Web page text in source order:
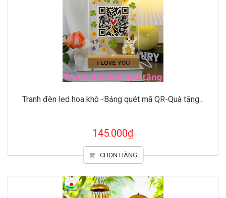
Tranh đèn led hoa khô -Bảng quét mã QR-Quà tặng...
145.000₫
CHỌN HÀNG